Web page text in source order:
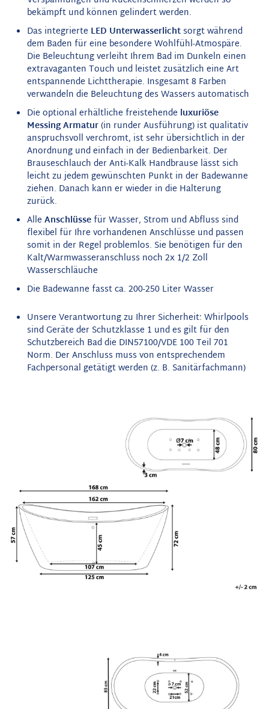
bekämpft und können gelindert werden.
Das integrierte LED Unterwasserlichtsorgt während
dem Baden für eine besondere Wohlfühl-Atmospäre.
Die Beleuchtung verleiht Ihrem Bad im Dunkeln einen
extravaganten Touch und leistet zusätzlich eine Art
entspannende Lichttherapie. Insgesamt 8 Farben
verwandeln die Beleuchtung des Wassers automatisch
Die optional erhältliche freistehende luxuriöse
Messing Armatur(in runder Ausführung) ist qualitativ
anspruchsvoll verchromt, ist sehr übersichtlich in der
Anordnung und einfach in der Bedienbarkeit. Der
Brauseschlauch der Anti-Kalk Handbrause lässt sich
leicht zu jedem gewünschten Punkt in der Badewanne
ziehen. Danach kann er wieder in die Halterung
zurück.
Alle Anschlüssefür Wasser, Strom und Abfluss sind
flexibel für Ihre vorhandenen Anschlüsse und passen
somit in der Regel problemlos. Sie benötigen für den
Kalt/Warmwasseranschluss noch 2x 1/2 Zoll
Wasserschläuche
Die Badewanne fasst ca. 200-250 Liter Wasser
Unsere Verantwortung zu Ihrer Sicherheit: Whirlpools
sind Geräte der Schutzklasse 1 und es gilt für den
Schutzbereich Bad die DIN57100/VDE 100 Teil 701
Norm. Der Anschluss muss von entsprechendem
Fachpersonal getätigt werden (z. B. Sanitärfachmann)